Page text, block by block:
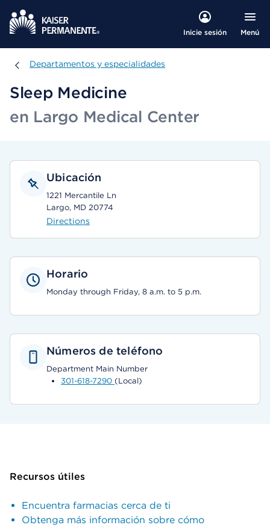
Inicie sesión Menú
Departamentos y especialidades
Departamentos y especialidades
Sleep Medicine
en Largo Medical Center
Ubicación
1221 Mercantile Ln
Largo, MD 20774
Directions
Horario
Monday through Friday, 8 a.m. to 5 p.m.
Números de teléfono
Department Main Number
301-618-7290 (Local)
Recursos útiles
Encuentra farmacias cerca de ti
Obtenga más información sobre cómo